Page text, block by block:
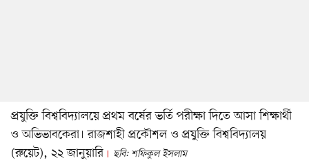
প্রযুক্তি বিশ্ববিদ্যালয়ে প্রথম বর্ষের ভর্তি পরীক্ষা দিতে আসা শিক্ষার্থী
ও অভিভাবকেরা। রাজশাহী প্রকৌশল ও প্রযুক্তি বিশ্ববিদ্যালয়
(রুয়েট), ২২ জানুয়ারি
ছবি: শফিকুল ইসলাম